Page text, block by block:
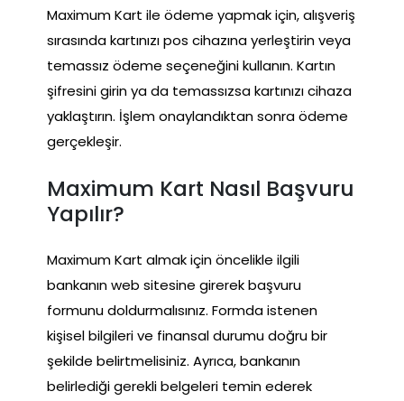
Maximum Kart ile ödeme yapmak için, alışveriş
sırasında kartınızı pos cihazına yerleştirin veya
temassız ödeme seçeneğini kullanın. Kartın
şifresini girin ya da temassızsa kartınızı cihaza
yaklaştırın. İşlem onaylandıktan sonra ödeme
gerçekleşir.
Maximum Kart Nasıl Başvuru
Yapılır?
Maximum Kart almak için öncelikle ilgili
bankanın web sitesine girerek başvuru
formunu doldurmalısınız. Formda istenen
kişisel bilgileri ve finansal durumu doğru bir
şekilde belirtmelisiniz. Ayrıca, bankanın
belirlediği gerekli belgeleri temin ederek